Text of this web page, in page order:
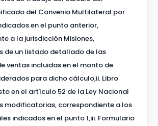
del Convenio Multilateral por
en el punto anterior,
a la jurisdicción Misiones,
de un listado detallado de las
ventas incluidas en el monto de
para dicho cálculo,ii. Libro
en el artículo 52 de la Ley Nacional
modificatorias, correspondiente a los
indicados en el punto 1,iii. Formulario